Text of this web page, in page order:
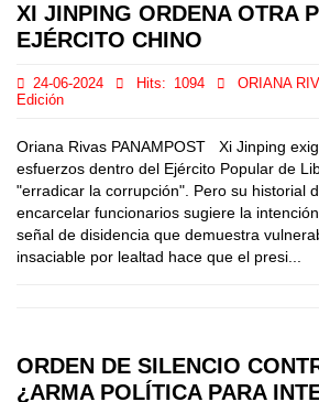
XI JINPING ORDENA OTRA
EJÉRCITO CHINO
24-06-2024 Hits: 1094 ORIANA
Edición
Oriana Rivas PANAMPOST Xi Jinping
esfuerzos dentro del Ejército Popular de
"erradicar la corrupción". Pero su historial
encarcelar funcionarios sugiere la
señal de disidencia que demuestra
insaciable por lealtad hace que el presi...
ORDEN DE SILENCIO
¿ARMA POLÍTICA PARA